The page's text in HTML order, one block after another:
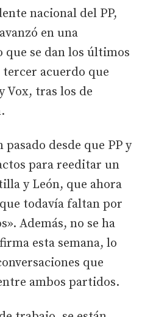
nacional del PP,
en una
que se dan los últimos
acuerdo que
Vox, tras los de
pasado desde que PP y
para reeditar un
y León, que ahora
todavía faltan por
Además, no se ha
esta semana, lo
que
ambos partidos.